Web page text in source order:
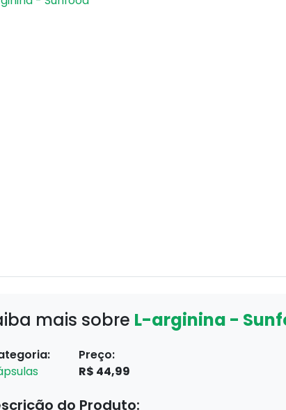
mais sobre L-arginina -
Preço:
R$ 44,99
do Produto: